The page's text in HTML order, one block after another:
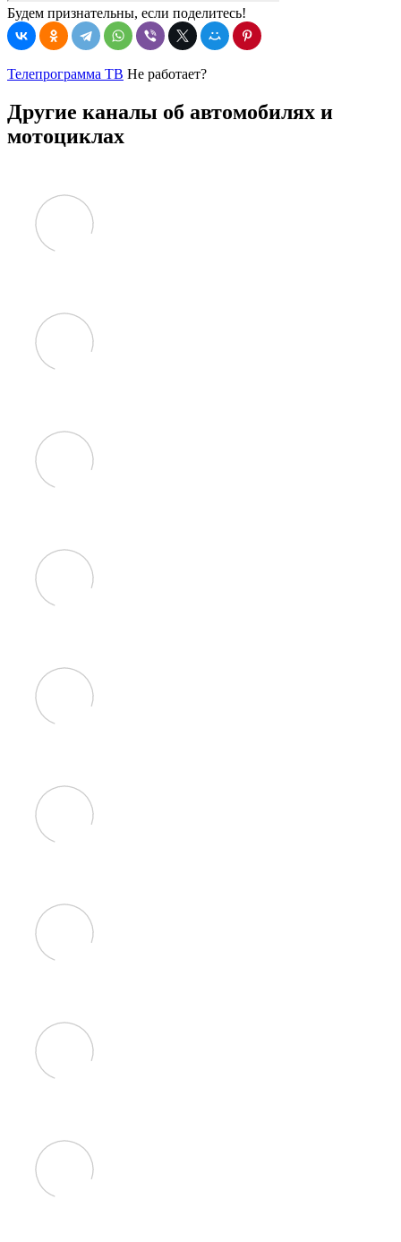
Будем признательны, если поделитесь!
Телепрограмма ТВ Не работает?
Другие каналы об автомобилях и
мотоциклах